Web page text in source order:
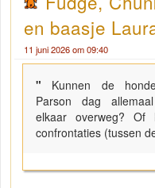
en baasje
11 juni 2026 om 09:40
" Kunnen de
Parson dag
elkaar overweg?
confrontaties (tussen